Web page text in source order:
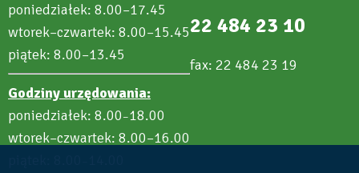
poniedziałek: 8.00–17.45
wtorek–czwartek: 8.00–15.45
piątek: 8.00–13.45
Godziny urzędowania:
poniedziałek: 8.00–18.00
wtorek–czwartek: 8.00–16.00
22 484 23 10
fax: 22 484 23 19